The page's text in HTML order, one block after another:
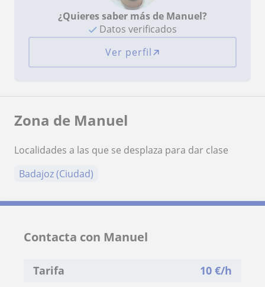
¿Quieres saber más de Manuel?
Datos verificados
Ver perfil
Zona de Manuel
Localidades a las que se desplaza para dar clase
Badajoz (Ciudad)
Contacta con Manuel
Tarifa 10 €/h